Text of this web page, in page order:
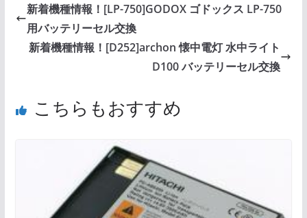
新着機種情報！[LP-750]GODOX ゴドックス LP-750
用バッテリーセル交換
新着機種情報！[D252]archon 懐中電灯 水中ライト
D100 バッテリーセル交換
こちらもおすすめ